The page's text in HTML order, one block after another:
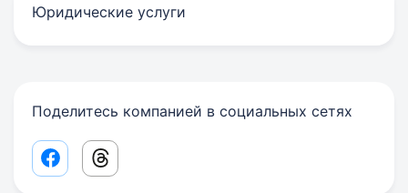
Юридические услуги
Поделитесь компанией в социальных сетях
Facebook share link
Threads share link